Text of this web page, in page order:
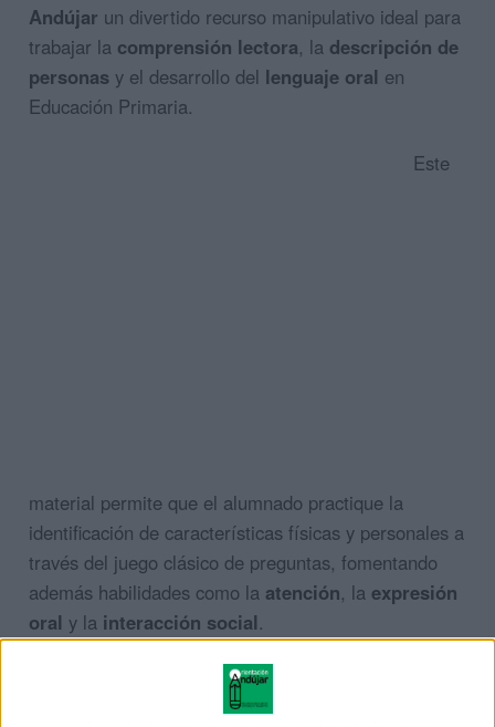
Andújar un divertido recurso manipulativo ideal para
trabajar la comprensión lectora, la descripción de
personas y el desarrollo del lenguaje oral en
Educación Primaria.
Este
material permite que el alumnado practique la
identificación de características físicas y personales a
través del juego clásico de preguntas, fomentando
además habilidades como la atención, la expresión
oral y la interacción social.
Puedes descargar el material completo desde el